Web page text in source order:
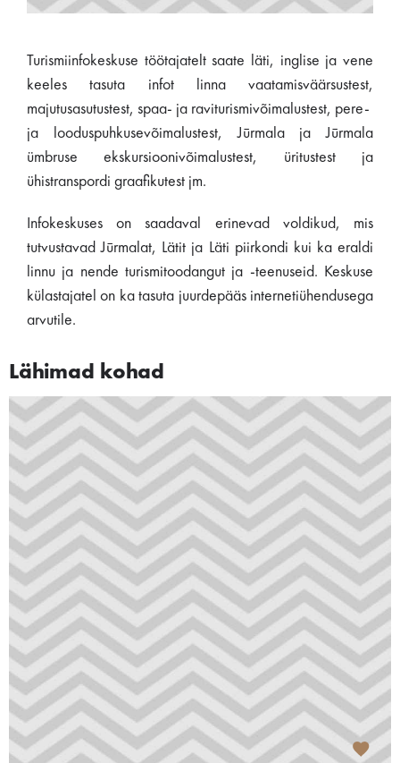
Turismiinfokeskuse töötajatelt saate läti, inglise ja vene
keeles tasuta infot linna vaatamisväärsustest,
majutusasutustest, spaa- ja raviturismivõimalustest, pere-
ja looduspuhkusevõimalustest, Jūrmala ja Jūrmala
ümbruse ekskursioonivõimalustest, üritustest ja
ühistranspordi graafikutest jm.
Infokeskuses on saadaval erinevad voldikud, mis
tutvustavad Jūrmalat, Lätit ja Läti piirkondi kui ka eraldi
linnu ja nende turismitoodangut ja -teenuseid. Keskuse
külastajatel on ka tasuta juurdepääs internetiühendusega
arvutile.
Lähimad kohad